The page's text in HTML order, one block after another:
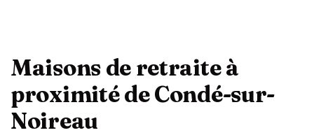
Maisons de retraite à
proximité de Condé-sur-
Noireau